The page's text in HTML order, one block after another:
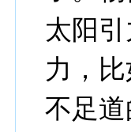
太阳
力，
不足